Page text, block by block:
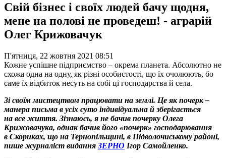
Свій бізнес і своїх людей бачу щодня,
мене на полові не проведеш! - аграрій
Олег Крижовачук
П'ятниця, 22 жовтня 2021 08:51
Кожне успішне підприємство – окрема планета. Абсолютно не
схожа одна на одну, як різні особистості, що їх очолюють, бо
саме їх відбиток несуть на собі ці господарства й села.
Зі своїм мистецтвом працювати на землі. Це як почерк –
манера письма в усіх суто індивідуальна й зберігається
на все життя. Зізнаюсь, я не бачив почерку Олега
Крижовачука, однак бачив його «почерк» господарювання
в Скориках, що на Тернопільщині, в Підволочиському районі,
пише журналіст видання ЗЕРНО Ігор Самойленко.